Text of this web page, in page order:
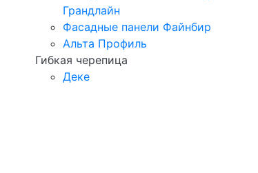
Грандлайн
Фасадные панели Файнбир
Альта Профиль
Гибкая черепица
Деке